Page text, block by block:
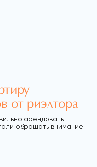
от риэлтора
арендовать
обращать внимание